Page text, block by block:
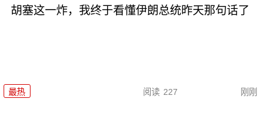
胡塞这一炸，我终于看懂伊朗总统昨天那句话了
最热 阅读 227 刚刚